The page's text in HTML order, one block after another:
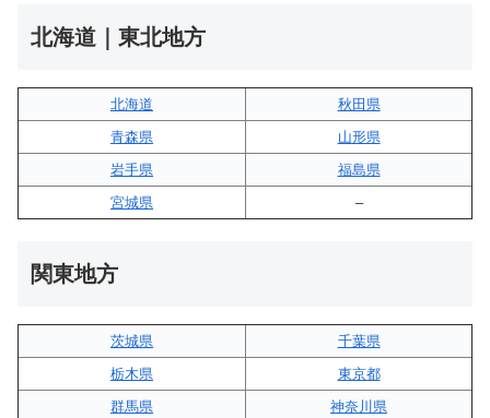
北海道｜東北地方
北海道
秋田県
青森県
山形県
岩手県
福島県
宮城県
–
関東地方
茨城県
千葉県
栃木県
東京都
群馬県
神奈川県